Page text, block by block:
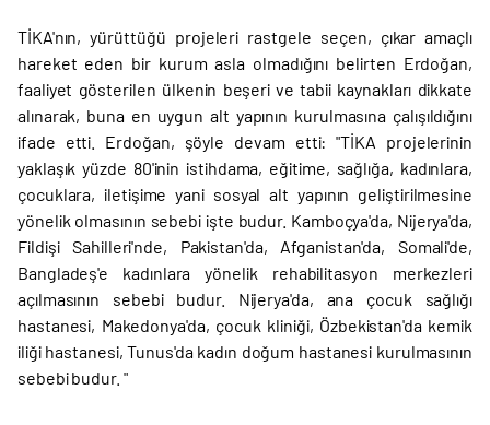
TİKA'nın, yürüttüğü projeleri rastgele seçen, çıkar amaçlı
hareket eden bir kurum asla olmadığını belirten Erdoğan,
faaliyet gösterilen ülkenin beşeri ve tabii kaynakları dikkate
alınarak, buna en uygun alt yapının kurulmasına çalışıldığını
ifade etti. Erdoğan, şöyle devam etti: "TİKA projelerinin
yaklaşık yüzde 80'inin istihdama, eğitime, sağlığa, kadınlara,
çocuklara, iletişime yani sosyal alt yapının geliştirilmesine
yönelik olmasının sebebi işte budur. Kamboçya'da, Nijerya'da,
Fildişi Sahilleri'nde, Pakistan'da, Afganistan'da, Somali'de,
Bangladeş'e kadınlara yönelik rehabilitasyon merkezleri
açılmasının sebebi budur. Nijerya'da, ana çocuk sağlığı
hastanesi, Makedonya'da, çocuk kliniği, Özbekistan'da kemik
iliği hastanesi, Tunus'da kadın doğum hastanesi kurulmasının
sebebi budur. "